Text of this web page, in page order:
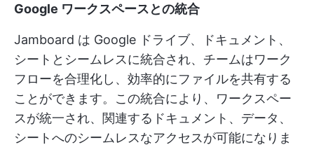
Google ワークスペースとの統合
Jamboard は Google ドライブ、ドキュメント、
シートとシームレスに統合され、チームはワーク
フローを合理化し、効率的にファイルを共有する
ことができます。この統合により、ワークスペー
スが統一され、関連するドキュメント、データ、
シートへのシームレスなアクセスが可能になりま